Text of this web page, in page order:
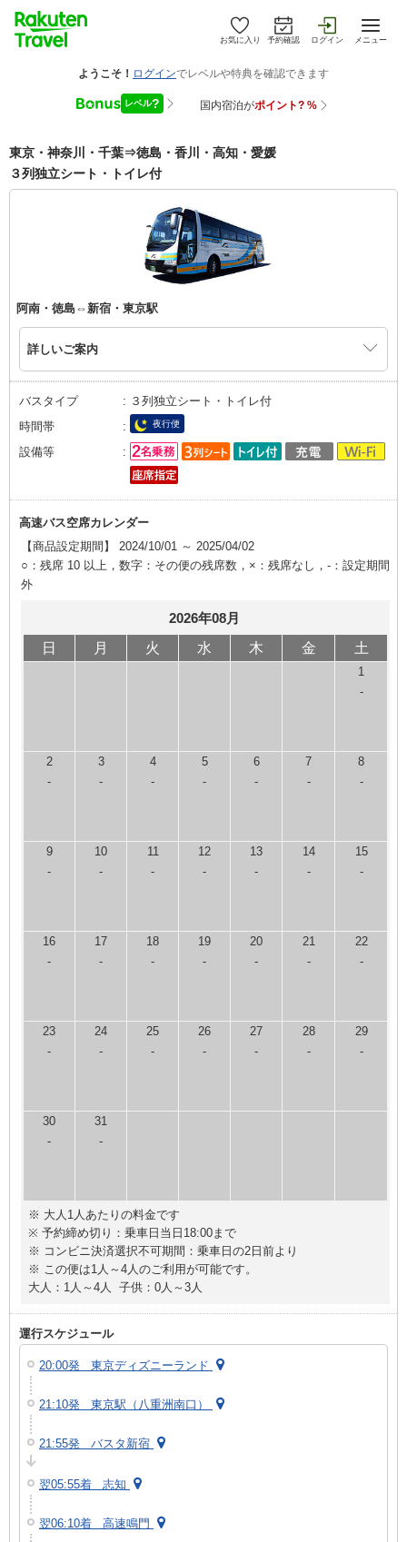
お気に入り 予約確認 ログイン メニュー
東京・神奈川・千葉⇒徳島・香川・高知・愛媛
３列独立シート・トイレ付
阿南・徳島⇔新宿・東京駅
詳しいご案内
バスタイプ
３列独立シート・トイレ付
時間帯
夜行便
設備等
高速バス空席カレンダー
【商品設定期間】 2024/10/01 ～ 2025/04/02
○：残席 10 以上，数字：その便の残席数，×：残席なし，-：設定期間
外
2026年08月
日
月 火 水 木 金 土
1
-
2
-
3
-
4
-
5
-
6
-
7
-
8
-
9
-
10
-
11
-
12
-
13
-
14
-
15
-
16
-
17
-
18
-
19
-
20
-
21
-
22
-
23
-
24
-
25
-
26
-
27
-
28
-
29
-
30
-
31
-
※ 大人1人あたりの料金です
※ 予約締め切り：乗車日当日18:00まで
※ コンビニ決済選択不可期間：乗車日の2日前より
※ この便は1人～4人のご利用が可能です。
大人：1人～4人 子供：0人～3人
運行スケジュール
20:00発 東京ディズニーランド
21:10発 東京駅（八重洲南口）
21:55発 バスタ新宿
翌05:55着 志知
翌06:10着 高速鳴門